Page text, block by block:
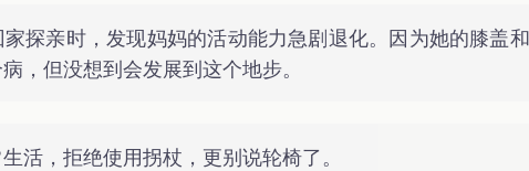
探亲时，发现妈妈的活动能力急剧退化。因为她的膝盖
，但没想到会发展到这个地步。
活，拒绝使用拐杖，更别说轮椅了。